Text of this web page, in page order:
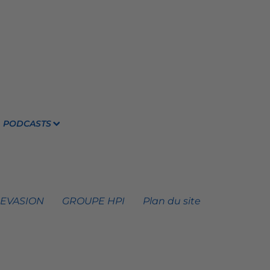
PODCASTS
GROUPE HPI Plan du site